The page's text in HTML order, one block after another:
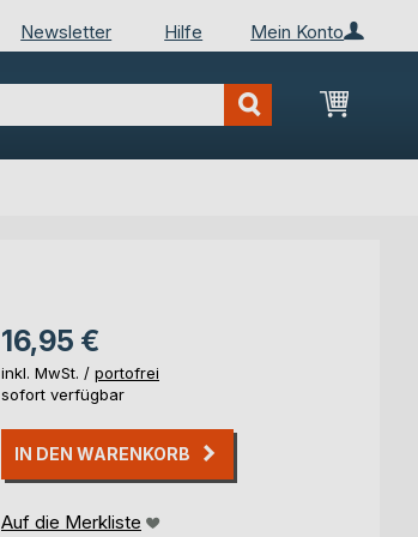
Mein Konto
Newsletter Hilfe
Mein
16,95 €
inkl. MwSt. / portofrei
sofort verfügbar
IN DEN WARENKORB
Auf die Merkliste